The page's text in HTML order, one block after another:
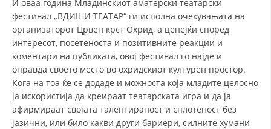
РАКОВОДЕН ОДБОР
СОБРАНИЕ
СТРУКТУРА И ОРГАНИЗАЦИОНА ПОСТАВЕНОСТ
ДИСЕМИНАЦИЈА
MЕЃУНАРОДНО ХУМАНИТАРНО ПРАВО
И оваа година Младинскиот аматерски театарски
фестивал „ВДИШИ ТЕАТАР“ ги исполна очекувањата на
организаторот Црвен крст Охрид, а ценејќи според
интересот, посетеноста и позитивните реакции и
коментари на публиката, овој фестивал го најде и
оправда своето место во охридскиот културен простор.
Кога на тоа ќе се додаде и можноста која младите целосно
ја искористија да креираат театарската игра и да ја
афирмираат својата талентираност и сплотеност без
јазични, или било какви други бариери, силните хумани